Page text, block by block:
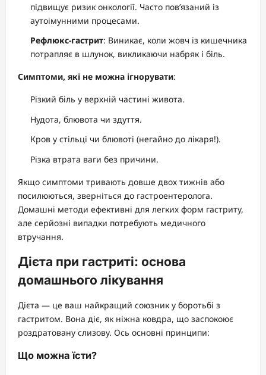
підвищує ризик онкології. Часто пов’язаний із
аутоімунними процесами.
Рефлюкс-гастрит: Виникає, коли жовч із кишечника
потрапляє в шлунок, викликаючи набряк і біль.
Симптоми, які не можна ігнорувати:
Різкий біль у верхній частині живота.
Нудота, блювота чи здуття.
Кров у стільці чи блювоті (негайно до лікаря!).
Різка втрата ваги без причини.
Якщо симптоми тривають довше двох тижнів або
посилюються, зверніться до гастроентеролога.
Домашні методи ефективні для легких форм гастриту,
але серйозні випадки потребують медичного
втручання.
Дієта при гастриті: основа
домашнього лікування
Дієта — це ваш найкращий союзник у боротьбі з
гастритом. Вона діє, як ніжна ковдра, що заспокоює
роздратовану слизову. Ось основні принципи:
Що можна їсти?